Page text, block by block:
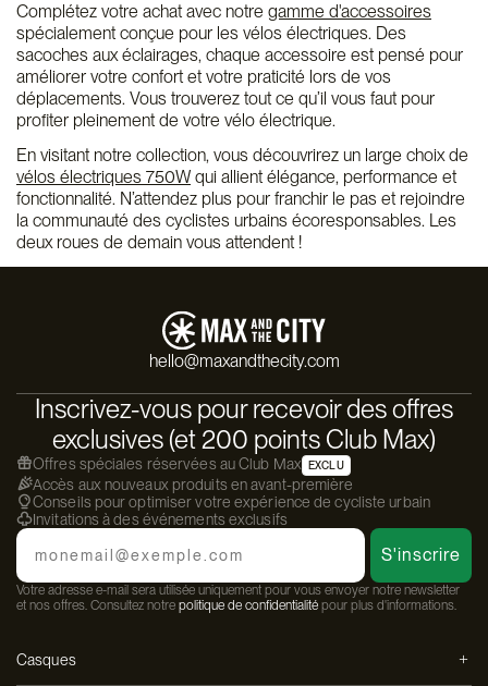
Complétez votre achat avec notre gamme d'accessoires
spécialement conçue pour les vélos électriques. Des
sacoches aux éclairages, chaque accessoire est pensé pour
améliorer votre confort et votre praticité lors de vos
déplacements. Vous trouverez tout ce qu’il vous faut pour
profiter pleinement de votre vélo électrique.
En visitant notre collection, vous découvrirez un large choix de
vélos électriques 750W qui allient élégance, performance et
fonctionnalité. N’attendez plus pour franchir le pas et rejoindre
la communauté des cyclistes urbains écoresponsables. Les
deux roues de demain vous attendent !
hello@maxandthecity.com
Inscrivez-vous pour recevoir des offres
exclusives (et 200 points Club Max)
Offres spéciales réservées au Club Max EXCLU
Accès aux nouveaux produits en avant-première
Conseils pour optimiser votre expérience de cycliste urbain
Invitations à des événements exclusifs
Email
S'inscrire
Votre adresse e-mail sera utilisée uniquement pour vous envoyer notre newsletter
et nos offres. Consultez notre politique de confidentialité pour plus d'informations.
Casques